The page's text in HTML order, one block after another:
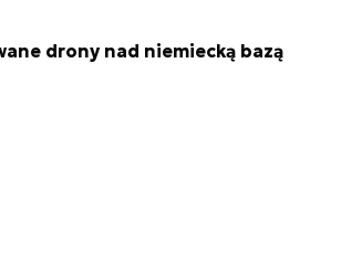
drony nad niemiecką bazą